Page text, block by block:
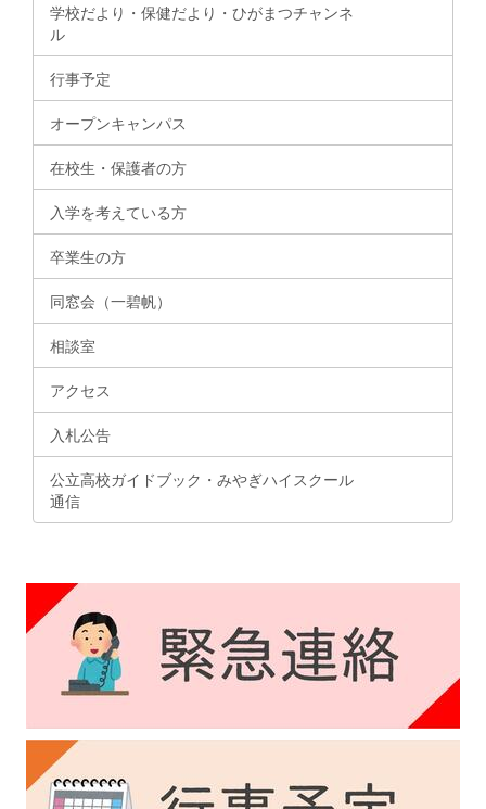
学校だより・保健だより・ひがまつチャンネ
ル
行事予定
オープンキャンパス
在校生・保護者の方
入学を考えている方
卒業生の方
同窓会（一碧帆）
相談室
アクセス
入札公告
公立高校ガイドブック・みやぎハイスクール
通信